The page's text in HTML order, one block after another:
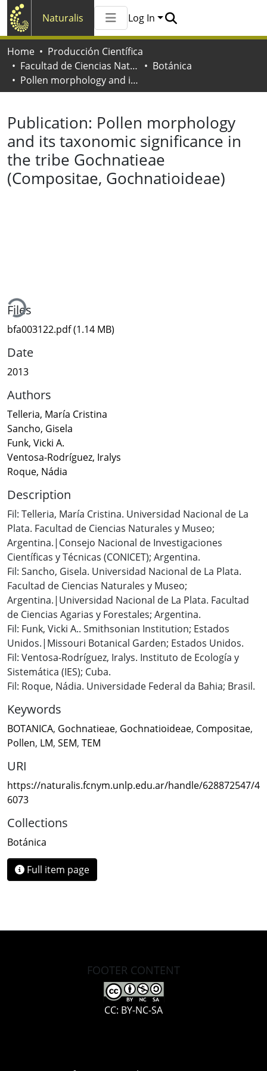
Naturalis
All of Naturalis
Log In
Home
Producción Científica
Facultad de Ciencias Naturales y Museo
Botánica
Pollen morphology and its taxonomic significance in the tribe Gochnatieae (Compositae, Gochnatioideae)
Publication: Pollen morphology
and its taxonomic significance in
the tribe Gochnatieae
(Compositae, Gochnatioideae)
Files
bfa003122.pdf(1.14 MB)
Date
2013
Authors
Telleria, María Cristina
Sancho, Gisela
Funk, Vicki A.
Ventosa-Rodríguez, Iralys
Roque, Nádia
Description
Fil: Telleria, María Cristina. Universidad Nacional de La
Plata. Facultad de Ciencias Naturales y Museo;
Argentina.|Consejo Nacional de Investigaciones
Científicas y Técnicas (CONICET); Argentina.
Fil: Sancho, Gisela. Universidad Nacional de La Plata.
Facultad de Ciencias Naturales y Museo;
Argentina.|Universidad Nacional de La Plata. Facultad
de Ciencias Agarias y Forestales; Argentina.
Fil: Funk, Vicki A.. Smithsonian Institution; Estados
Unidos.|Missouri Botanical Garden; Estados Unidos.
Fil: Ventosa-Rodríguez, Iralys. Instituto de Ecología y
Sistemática (IES); Cuba.
Fil: Roque, Nádia. Universidade Federal da Bahia; Brasil.
Keywords
BOTANICA, Gochnatieae, Gochnatioideae, Compositae,
Pollen, LM, SEM, TEM
URI
https://naturalis.fcnym.unlp.edu.ar/handle/628872547/4
6073
Collections
Botánica
Full item page
FOOTER CONTENT
CC: BY-NC-SA